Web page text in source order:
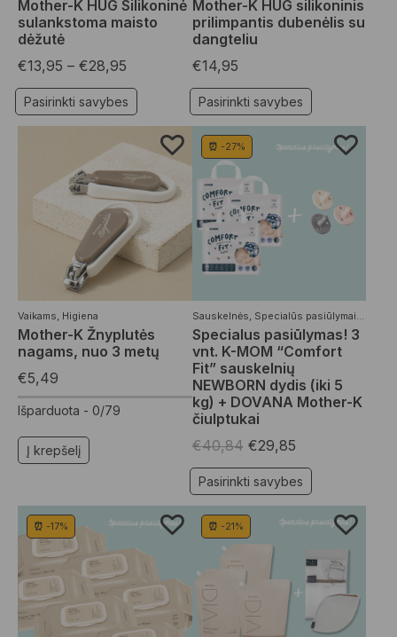
Mother-K HUG Silikoninė
sulankstoma maisto
dėžutė
€13,95 – €28,95
Pasirinkti savybes
Mother-K HUG silikoninis
prilimpantis dubenėlis su
dangteliu
€14,95
Pasirinkti savybes
Vaikams Higiena
Mother-K Žnyplutės
nagams, nuo 3 metų
€5,49
Išparduota - 0/79
Į krepšelį
⏰ -27%
Sauskelnės Specialūs pasiūlymai
Specialus pasiūlymas! 3
vnt. K-MOM “Comfort
Fit” sauskelnių
NEWBORN dydis (iki 5
kg) + DOVANA Mother-K
čiulptukai
€40,84 €29,85
Pasirinkti savybes
⏰ -17% ⏰ -21%